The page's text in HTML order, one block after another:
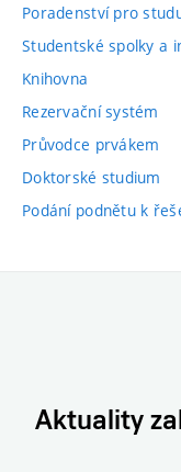
Poradenství pro
Studentské spolky a
Knihovna
Rezervační systém
Průvodce prvákem
Doktorské studium
Podání podnětu k
Aktuality